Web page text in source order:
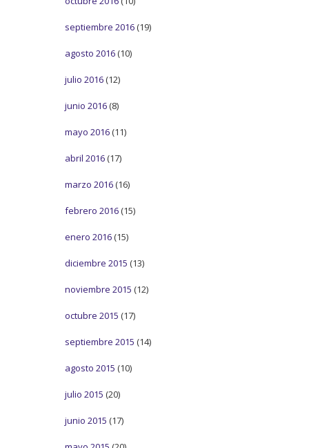
septiembre 2016 (19)
agosto 2016 (10)
julio 2016 (12)
junio 2016 (8)
mayo 2016 (11)
abril 2016 (17)
marzo 2016 (16)
febrero 2016 (15)
enero 2016 (15)
diciembre 2015 (13)
noviembre 2015 (12)
octubre 2015 (17)
septiembre 2015 (14)
agosto 2015 (10)
julio 2015 (20)
junio 2015 (17)